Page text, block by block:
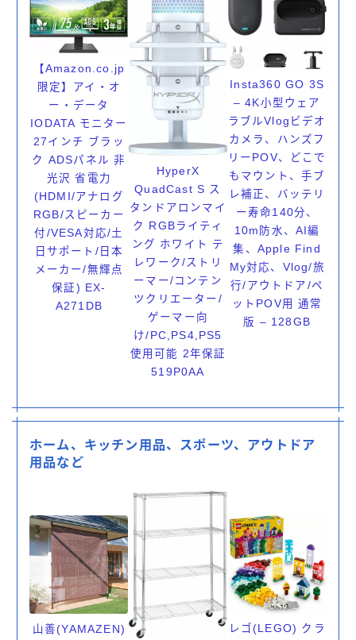
【Amazon.co.jp
限定】アイ・オ
ー・データ
IODATA モニター
27インチ ブラッ
ク ADSパネル 非
光沢 省電力
(HDMI/アナログ
RGB/スピーカー
付/VESA対応/土
日サポート/日本
メーカー/無輝点
保証) EX-
A271DB
HyperX
QuadCast S ス
タンドアロンマイ
ク RGBライティ
ング ホワイト テ
レワーク/ストリ
ーマー/コンテン
ツクリエーター/
ゲーマー向
け/PC,PS4,PS5
使用可能 2年保証
519P0AA
Insta360 GO 3S
– 4K小型ウェア
ラブルVlogビデオ
カメラ、ハンズフ
リーPOV、どこで
もマウント、手ブ
レ補正、バッテリ
ー寿命140分、
10m防水、AI編
集、Apple Find
My対応、Vlog/旅
行/アウトドア/ペ
ットPOV用 通常
版 – 128GB
ホーム、キッチン用品、スポーツ、アウトドア
用品など
山善(YAMAZEN)
レゴ(LEGO) クラ